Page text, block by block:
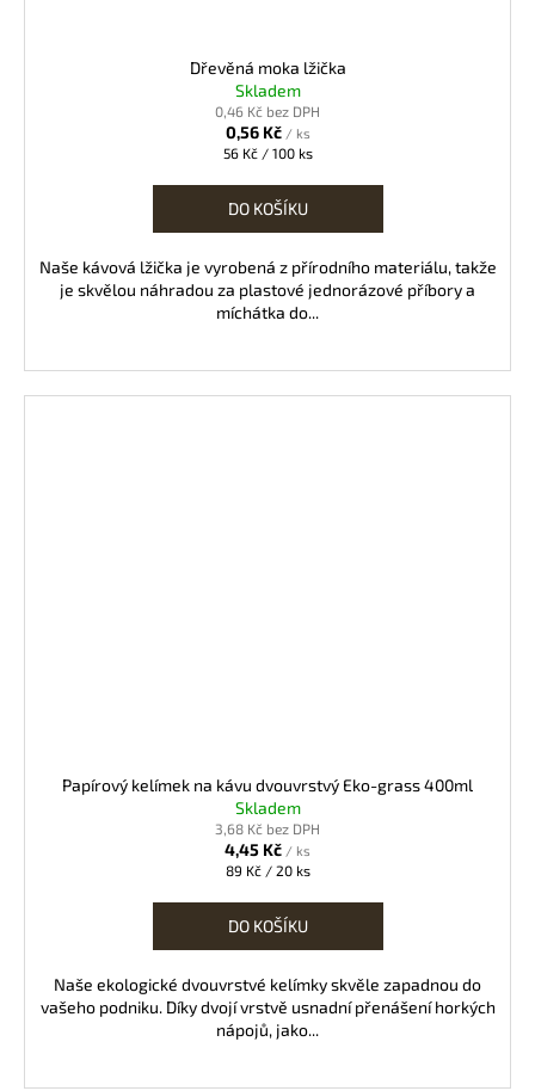
Dřevěná moka lžička
Skladem
0,46 Kč bez DPH
0,56 Kč / ks
Měrná
56 Kč / 100 ks
DO KOŠÍKU
Naše kávová lžička je vyrobená z přírodního materiálu, takže
je skvělou náhradou za plastové jednorázové příbory a
míchátka do...
Papírový kelímek na kávu dvouvrstvý Eko-grass 400ml
Skladem
3,68 Kč bez DPH
4,45 Kč / ks
Měrná
89 Kč / 20 ks
DO KOŠÍKU
Naše ekologické dvouvrstvé kelímky skvěle zapadnou do
vašeho podniku. Díky dvojí vrstvě usnadní přenášení horkých
nápojů, jako...